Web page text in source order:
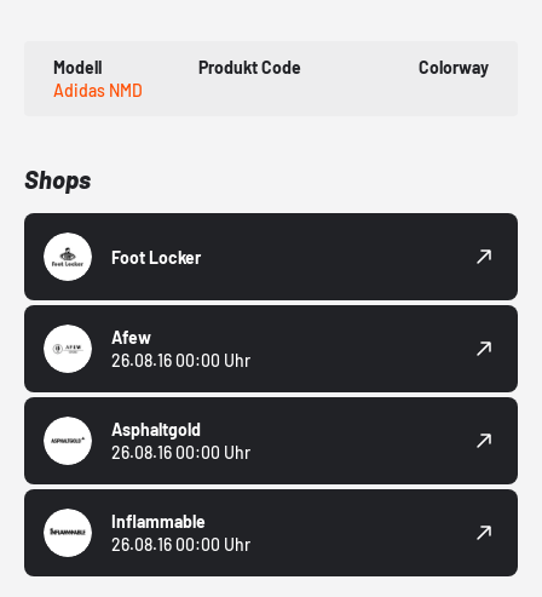
Modell
Adidas NMD
Produkt Code Colorway
Shops
Foot Locker
Afew
26.08.16 00:00 Uhr
Asphaltgold
26.08.16 00:00 Uhr
Inflammable
26.08.16 00:00 Uhr